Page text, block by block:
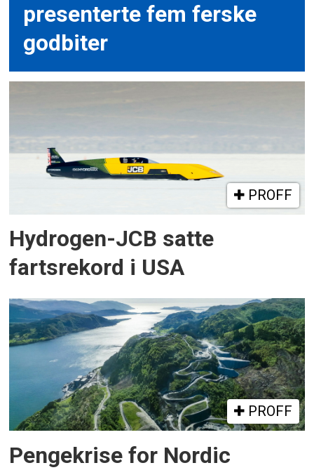
presenterte fem ferske
godbiter
PROFF
Hydrogen-JCB satte
fartsrekord i USA
PROFF
Pengekrise for Nordic